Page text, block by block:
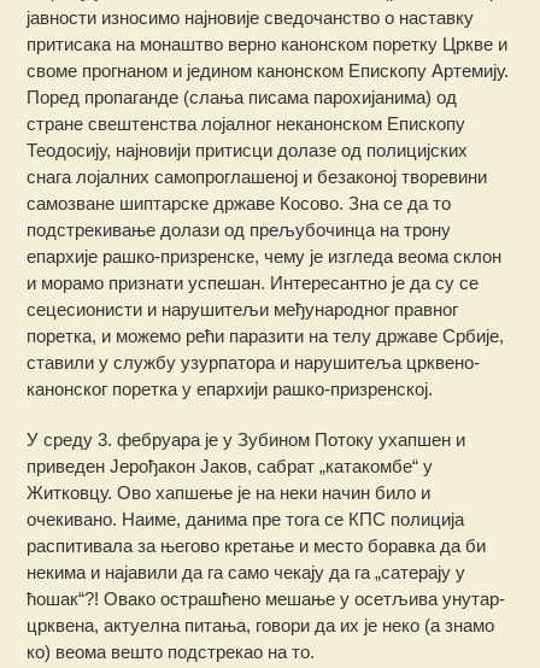
јавности износимо најновије сведочанство о наставку
притисака на монаштво верно канонском поретку Цркве и
своме прогнаном и једином канонском Епископу Артемију.
Поред пропаганде (слања писама парохијанима) од
стране свештенства лојалног неканонском Епископу
Теодосију, најновији притисци долазе од полицијских
снага лојалних самопроглашеној и безаконој творевини
самозване шиптарске државе Косово. Зна се да то
подстрекивање долази од прељубочинца на трону
епархије рашко-призренске, чему је изгледа веома склон
и морамо признати успешан. Интересантно је да су се
сецесионисти и нарушитељи међународног правног
поретка, и можемо рећи паразити на телу државе Србије,
ставили у службу узурпатора и нарушитеља црквено-
канонског поретка у епархији рашко-призренској.
У среду 3. фебруара је у Зубином Потоку ухапшен и
приведен Јерођакон Јаков, сабрат „катакомбе“ у
Житковцу. Ово хапшење је на неки начин било и
очекивано. Наиме, данима пре тога се КПС полиција
распитивала за његово кретање и место боравка да би
некима и најавили да га само чекају да га „сатерају у
ћошак“?! Овако острашћено мешање у осетљива унутар-
црквена, актуeлна питања, говори да их је неко (а знамо
ко) веома вешто подстрекао на то.